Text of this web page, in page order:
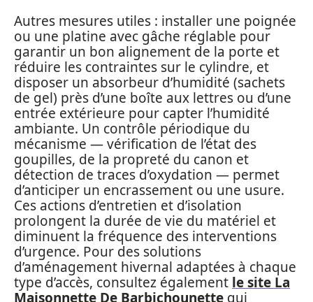
Autres mesures utiles : installer une poignée
ou une platine avec gâche réglable pour
garantir un bon alignement de la porte et
réduire les contraintes sur le cylindre, et
disposer un absorbeur d’humidité (sachets
de gel) près d’une boîte aux lettres ou d’une
entrée extérieure pour capter l’humidité
ambiante. Un contrôle périodique du
mécanisme — vérification de l’état des
goupilles, de la propreté du canon et
détection de traces d’oxydation — permet
d’anticiper un encrassement ou une usure.
Ces actions d’entretien et d’isolation
prolongent la durée de vie du matériel et
diminuent la fréquence des interventions
d’urgence. Pour des solutions
d’aménagement hivernal adaptées à chaque
type d’accès, consultez également le site La
Maisonnette De Barbichounette qui